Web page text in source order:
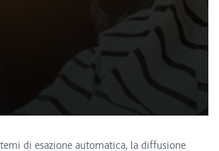
di esazione automatica, la diffusione